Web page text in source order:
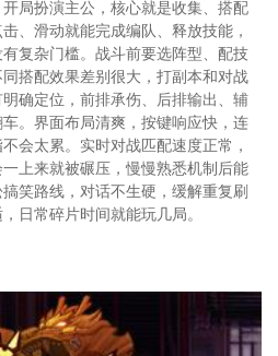
局扮演主公，核心就是收集、搭配
、滑动就能完成编队、释放技能，
复杂门槛。战斗前要选阵型、配技
搭配效果差别很大，打副本和对战
确定位，前排承伤、后排输出、辅
。界面布局清爽，按键响应快，连
会太累。实时对战匹配速度正常，
上来就被碾压，慢慢熟悉机制后能
笑路线，对话不生硬，缓解重复刷
日常碎片时间就能玩几局。